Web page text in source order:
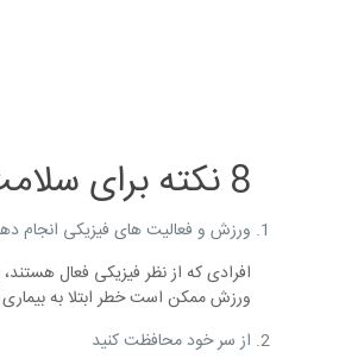
8 نکته برای سلامت مغز
ورزش و فعالیت های فیزیکی انجام
افرادی که از نظر فیزیکی فعال
ورزش ممکن است خطر ابتلا به
از سر خود محافظت کنید